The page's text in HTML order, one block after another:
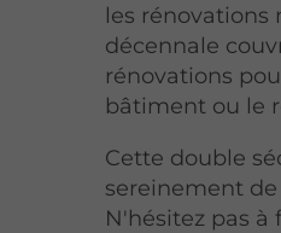
les rénovations
décennale
rénovations
bâtiment ou le
Cette double
sereinement de
N'hésitez pas à